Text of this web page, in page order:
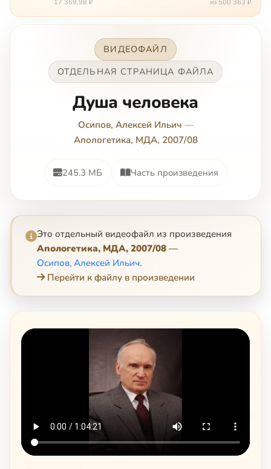
17 369,98 ₽ из 500 363 ₽
ВИДЕОФАЙЛ
ОТДЕЛЬНАЯ СТРАНИЦА ФАЙЛА
Душа человека
Осипов, Алексей Ильич —
Апологетика, МДА, 2007/08
245.3 МБ Часть произведения
Это отдельный видеофайл из произведения
Апологетика, МДА, 2007/08 —
Осипов, Алексей Ильич.
Перейти к файлу в произведении